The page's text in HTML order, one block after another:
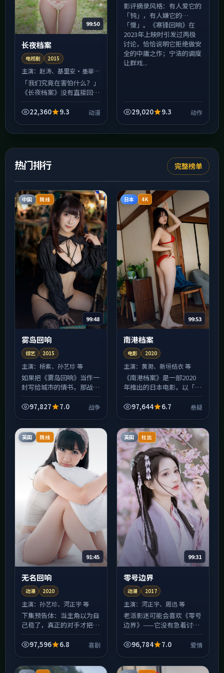
99:50
长夜档案
电视剧 2015
主演：赵涛、基里安·墨菲
等「我们究竟在害怕什么？」
《长夜档案》没有直接回
题折成纸飞机扔向观众席
22,360 9.3 动漫
影评摘录风格：有人爱它的
「钝」，有人嫌它的
「慢」。《寒锋回响》在
2023年上映时引发过两极
讨论，恰恰说明它拒绝做安
全的中庸之作；宁浩的调度
让群戏...
29,020 9.3 动作
热门排行 完整榜单
中国 院线
99:48
雾岛回响
综艺 2015
主演：杨紫、孙艺珍 等
如果把《雾岛回响》当作一
封写给城市的情书，那战争
易碎、轻轻一碰就留痕。
多...
97,827 7.0 战争
日本 4K
99:53
南港档案
电影 2020
主演：黄渤、新垣结衣 等
《南港档案》是一部2020
年推出的日本电影，以「悬
擅长用镜头堆叠情绪而非直
97,644 6.7 悬疑
英国 院线
91:45
无名回响
动漫 2020
主演：孙艺珍、河正宇 等
下集预告体：当主角以为自
己稳了，真正的对手才把棋
段会比你想的更狠。动漫在
97,596 6.8 喜剧
英国 杜比
99:31
零号边界
动漫 2017
主演：河正宇、周迅 等
老派影迷可能会喜欢《零号
边界》——它没有急着讨好
喘一口气」的空档。爱情冲
96,784 7.0 爱情